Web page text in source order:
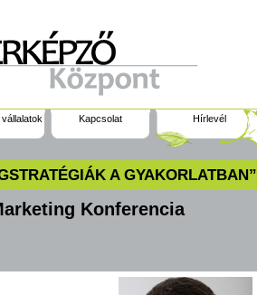
Kapcsolat Hírlevél
A GYAKORLATBAN”
Konferencia